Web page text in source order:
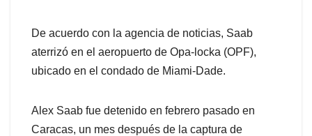
De acuerdo con la agencia de noticias, Saab
aterrizó en el aeropuerto de Opa-locka (OPF),
ubicado en el condado de Miami-Dade.
Alex Saab fue detenido en febrero pasado en
Caracas, un mes después de la captura de